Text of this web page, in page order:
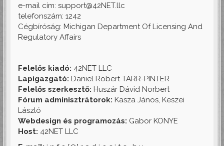
e-mail cím: support@42NET.llc
telefonszám: 1242
Cégbíróság: Michigan Department Of Licensing And
Regulatory Affairs
Felelős kiadó: 42NET LLC
Lapigazgató: Daniel Robert TARR-PINTER
Felelős szerkesztő: Huszár Dávid Norbert
Fórum adminisztrátorok: Kasza János, Keszei
László
Webdesign és programozás: Gabor KONYE
Host: 42NET LLC